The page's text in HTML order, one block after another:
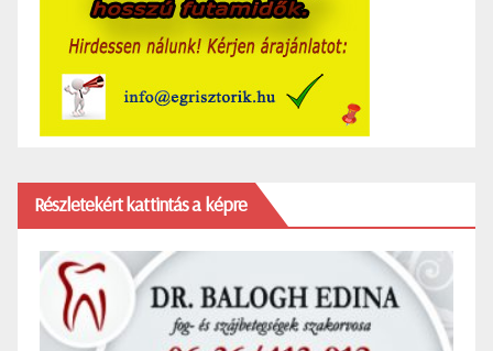
Részletekért kattintás a képre